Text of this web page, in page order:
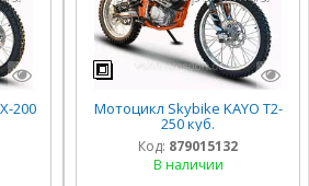
200 Мотоцикл Skybike KAYO T2-
250 куб.
Код: 879015132
В наличии